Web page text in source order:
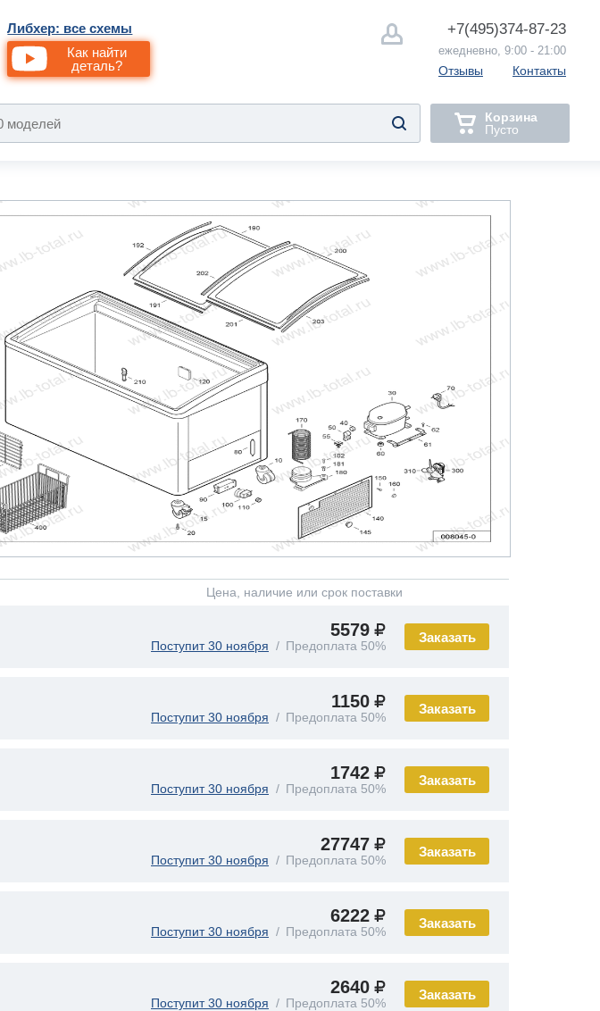
Либхер: все схемы
Как найти
деталь?
+7(495)374-87-23
ежедневно, 9:00 - 21:00
Отзывы Контакты
Корзина
Пусто
Цена, наличие или срок поставки
Заказать
5579
Поступит 30 ноября Предоплата 50%
Заказать
1150
Поступит 30 ноября Предоплата 50%
Заказать
1742
Поступит 30 ноября Предоплата 50%
Заказать
27747
Поступит 30 ноября Предоплата 50%
Заказать
6222
Поступит 30 ноября Предоплата 50%
Заказать
2640
Поступит 30 ноября Предоплата 50%